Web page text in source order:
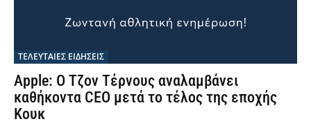
ΤΕΛΕΥΤΑΙΕΣ ΕΙΔΗΣΕΙΣ
Apple: Ο Τζον Τέρνους αναλαμβάνει
καθήκοντα CEO μετά το τέλος της εποχής
Κουκ